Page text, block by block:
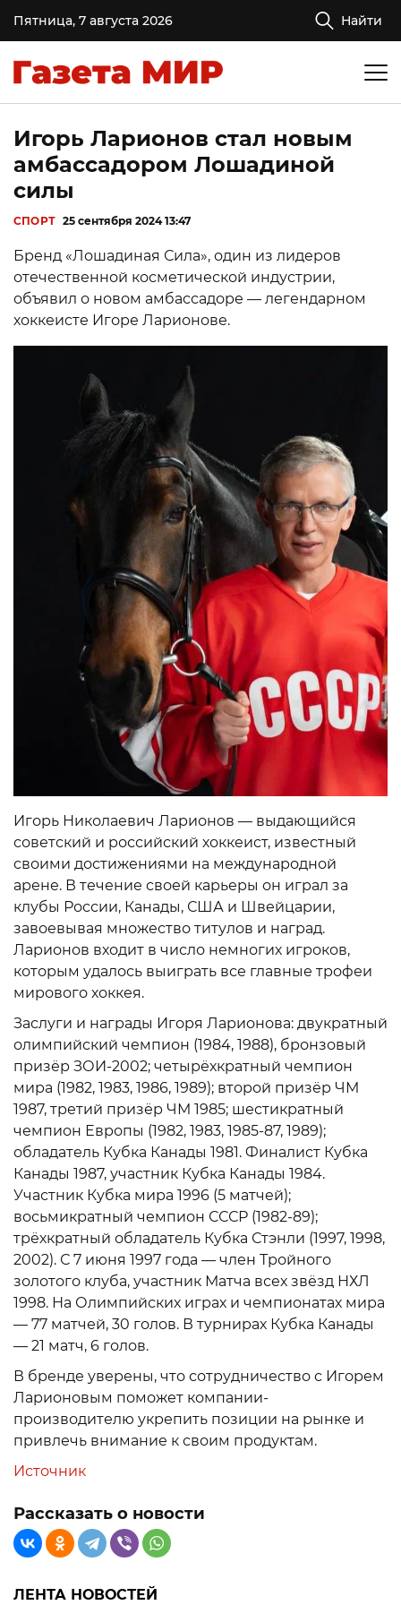
Пятница, 7 августа 2026 Найти
Игорь Ларионов стал новым
амбассадором Лошадиной
силы
СПОРТ 25 сентября 2024 13:47
Бренд «Лошадиная Сила», один из лидеров
отечественной косметической индустрии,
объявил о новом амбассадоре — легендарном
хоккеисте Игоре Ларионове.
Игорь Николаевич Ларионов — выдающийся
советский и российский хоккеист, известный
своими достижениями на международной
арене. В течение своей карьеры он играл за
клубы России, Канады, США и Швейцарии,
завоевывая множество титулов и наград.
Ларионов входит в число немногих игроков,
которым удалось выиграть все главные трофеи
мирового хоккея.
Заслуги и награды Игоря Ларионова: двукратный
олимпийский чемпион (1984, 1988), бронзовый
призёр ЗОИ-2002; четырёхкратный чемпион
мира (1982, 1983, 1986, 1989); второй призёр ЧМ
1987, третий призёр ЧМ 1985; шестикратный
чемпион Европы (1982, 1983, 1985-87, 1989);
обладатель Кубка Канады 1981. Финалист Кубка
Канады 1987, участник Кубка Канады 1984.
Участник Кубка мира 1996 (5 матчей);
восьмикратный чемпион СССР (1982-89);
трёхкратный обладатель Кубка Стэнли (1997, 1998,
2002). С 7 июня 1997 года — член Тройного
золотого клуба, участник Матча всех звёзд НХЛ
1998. На Олимпийских играх и чемпионатах мира
— 77 матчей, 30 голов. В турнирах Кубка Канады
— 21 матч, 6 голов.
В бренде уверены, что сотрудничество с Игорем
Ларионовым поможет компании-
производителю укрепить позиции на рынке и
привлечь внимание к своим продуктам.
Источник
Рассказать о новости
ЛЕНТА НОВОСТЕЙ